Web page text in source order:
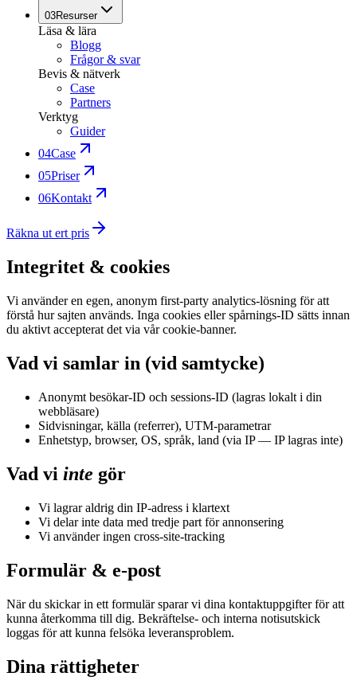
03Resurser
Läsa & lära
Blogg
Frågor & svar
Bevis & nätverk
Case
Partners
Verktyg
Guider
04Case
05Priser
06Kontakt
Räkna ut ert pris
Integritet & cookies
Vi använder en egen, anonym first-party analytics-lösning för att
förstå hur sajten används. Inga cookies eller spårnings-ID sätts innan
du aktivt accepterat det via vår cookie-banner.
Vad vi samlar in (vid samtycke)
Anonymt besökar-ID och sessions-ID (lagras lokalt i din
webbläsare)
Sidvisningar, källa (referrer), UTM-parametrar
Enhetstyp, browser, OS, språk, land (via IP — IP lagras inte)
Vad vi inte gör
Vi lagrar aldrig din IP-adress i klartext
Vi delar inte data med tredje part för annonsering
Vi använder ingen cross-site-tracking
Formulär & e-post
När du skickar in ett formulär sparar vi dina kontaktuppgifter för att
kunna återkomma till dig. Bekräftelse- och interna notisutskick
loggas för att kunna felsöka leveransproblem.
Dina rättigheter